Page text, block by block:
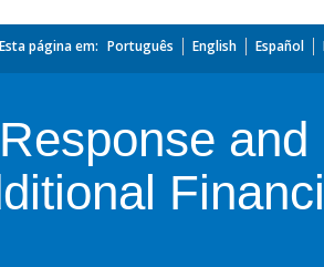
Esta página em: Português English Español
and